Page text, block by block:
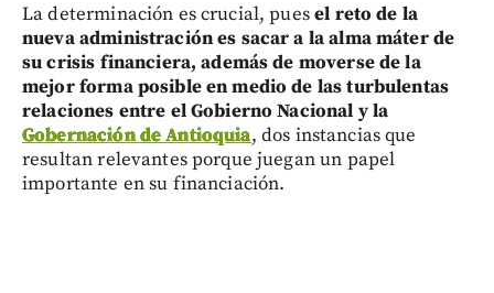
La determinación es crucial, puesel reto de la
nueva administración es sacar a la alma máter de
su crisis financiera, además de moverse de la
mejor forma posible en medio de las turbulentas
relaciones entre el Gobierno Nacional y la
Gobernación de Antioquia, dos instancias que
resultan relevantes porque juegan un papel
importante en su financiación.